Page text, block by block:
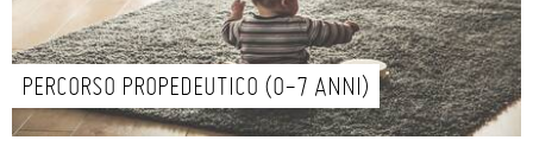
PERCORSO PROPEDEUTICO (0-7 ANNI)